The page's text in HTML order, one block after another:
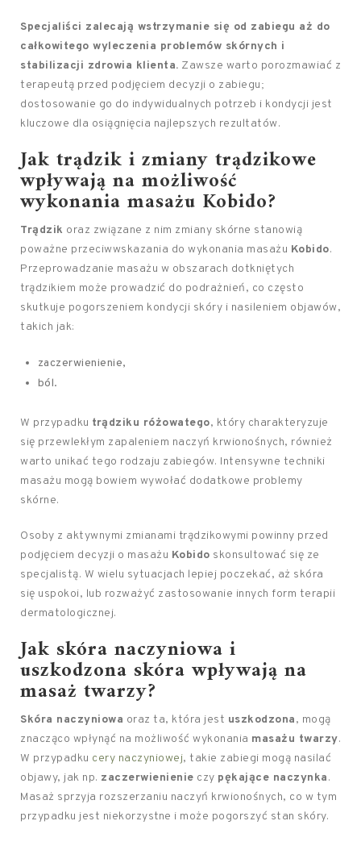
Specjaliści zalecają wstrzymanie się od zabiegu aż do
całkowitego wyleczenia problemów skórnych i
stabilizacji zdrowia klienta. Zawsze warto porozmawiać z
terapeutą przed podjęciem decyzji o zabiegu;
dostosowanie go do indywidualnych potrzeb i kondycji jest
kluczowe dla osiągnięcia najlepszych rezultatów.
Jak trądzik i zmiany trądzikowe
wpływają na możliwość
wykonania masażu Kobido?
Trądzik oraz związane z nim zmiany skórne stanowią
poważne przeciwwskazania do wykonania masażu Kobido.
Przeprowadzanie masażu w obszarach dotkniętych
trądzikiem może prowadzić do podrażnień, co często
skutkuje pogorszeniem kondycji skóry i nasileniem objawów,
takich jak:
zaczerwienienie,
ból.
W przypadku trądziku różowatego, który charakteryzuje
się przewlekłym zapaleniem naczyń krwionośnych, również
warto unikać tego rodzaju zabiegów. Intensywne techniki
masażu mogą bowiem wywołać dodatkowe problemy
skórne.
Osoby z aktywnymi zmianami trądzikowymi powinny przed
podjęciem decyzji o masażu Kobido skonsultować się ze
specjalistą. W wielu sytuacjach lepiej poczekać, aż skóra
się uspokoi, lub rozważyć zastosowanie innych form terapii
dermatologicznej.
Jak skóra naczyniowa i
uszkodzona skóra wpływają na
masaż twarzy?
Skóra naczyniowa oraz ta, która jest uszkodzona, mogą
znacząco wpłynąć na możliwość wykonania masażu twarzy.
W przypadku cery naczyniowej, takie zabiegi mogą nasilać
objawy, jak np. zaczerwienienie czy pękające naczynka.
Masaż sprzyja rozszerzaniu naczyń krwionośnych, co w tym
przypadku jest niekorzystne i może pogorszyć stan skóry.